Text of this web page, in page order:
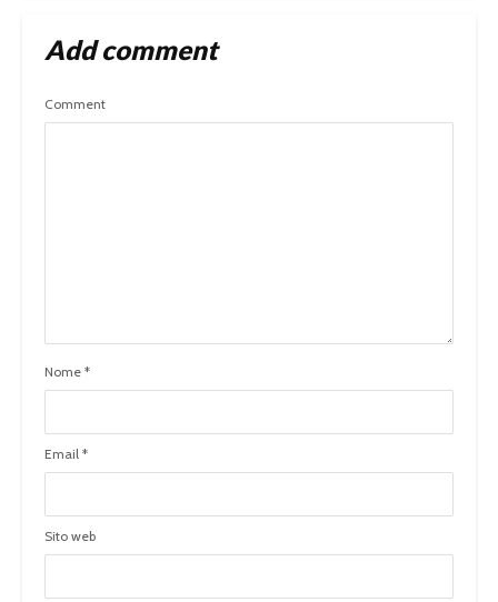
Add comment
Comment
Nome *
Email *
Sito web